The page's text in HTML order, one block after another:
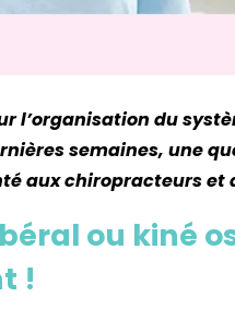
l’organisation du
semaines, une
aux chiropracteurs et
ou kiné
!